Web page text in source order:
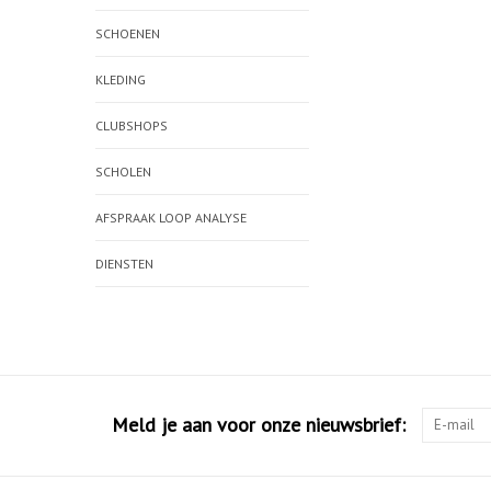
SCHOENEN
KLEDING
CLUBSHOPS
SCHOLEN
AFSPRAAK LOOP ANALYSE
DIENSTEN
Meld je aan voor onze nieuwsbrief: